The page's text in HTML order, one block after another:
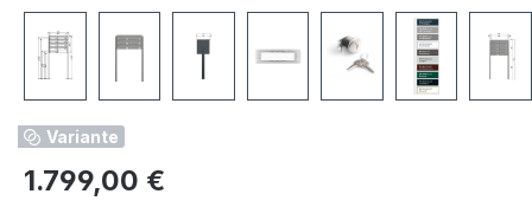
Variante
Regulärer Preis:
1.799,00 €